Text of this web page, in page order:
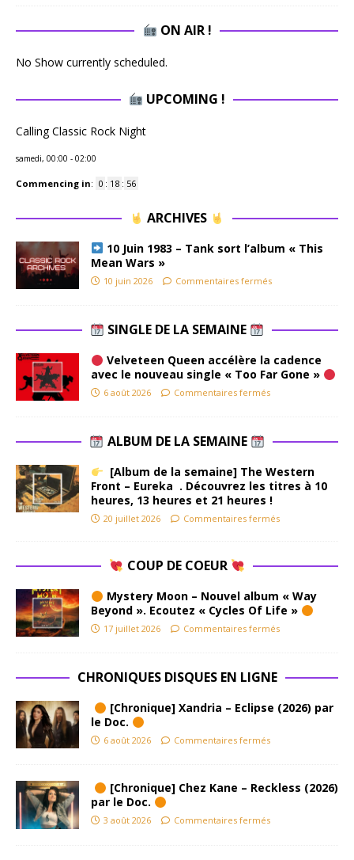
ON AIR !
No Show currently scheduled.
UPCOMING !
Calling Classic Rock Night
samedi, 00:00 - 02:00
Commencing in: 0 : 18 : 56
ARCHIVES
10 Juin 1983 – Tank sort l’album « This
Mean Wars »
10 juin 2026 Commentaires fermés
SINGLE DE LA SEMAINE
Velveteen Queen accélère la cadence
avec le nouveau single « Too Far Gone »
6 août 2026 Commentaires fermés
ALBUM DE LA SEMAINE
[Album de la semaine] The Western
Front – Eureka . Découvrez les titres à 10
heures, 13 heures et 21 heures !
20 juillet 2026 Commentaires fermés
COUP DE COEUR
Mystery Moon – Nouvel album « Way
Beyond ». Ecoutez « Cycles Of Life »
17 juillet 2026 Commentaires fermés
CHRONIQUES DISQUES EN LIGNE
[Chronique] Xandria – Eclipse (2026) par
le Doc.
6 août 2026 Commentaires fermés
[Chronique] Chez Kane – Reckless (2026)
par le Doc.
3 août 2026 Commentaires fermés